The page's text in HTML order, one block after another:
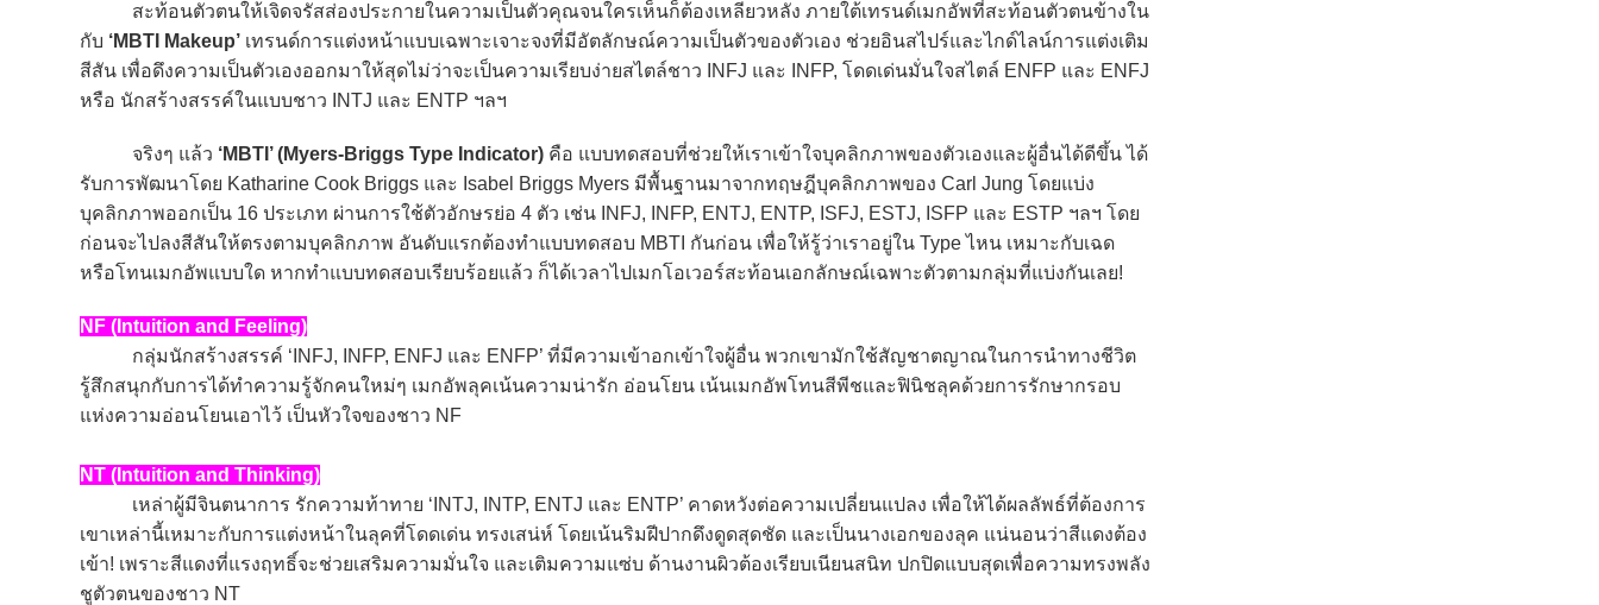
สะท้อนตัวตนให้เจิดจรัสส่องประกายในความเป็นตัวคุณจนใครเห็นก็ต้องเหลียวหลัง ภายใต้เทรนด์เมกอัพที่สะท้อนตัวตนข้างใน
กับ ‘MBTI Makeup’ เทรนด์การแต่งหน้าแบบเฉพาะเจาะจงที่มีอัตลักษณ์ความเป็นตัวของตัวเอง ช่วยอินสไปร์และไกด์ไลน์การแต่งเติม
สีสัน เพื่อดึงความเป็นตัวเองออกมาให้สุดไม่ว่าจะเป็นความเรียบง่ายสไตล์ชาว INFJ และ INFP, โดดเด่นมั่นใจสไตล์ ENFP และ ENFJ
หรือ นักสร้างสรรค์ในแบบชาว INTJ และ ENTP ฯลฯ
จริงๆ แล้ว ‘MBTI’ (Myers-Briggs Type Indicator) คือ แบบทดสอบที่ช่วยให้เราเข้าใจบุคลิกภาพของตัวเองและผู้อื่นได้ดีขึ้น ได้
รับการพัฒนาโดย Katharine Cook Briggs และ Isabel Briggs Myers มีพื้นฐานมาจากทฤษฎีบุคลิกภาพของ Carl Jung โดยแบ่ง
บุคลิกภาพออกเป็น 16 ประเภท ผ่านการใช้ตัวอักษรย่อ 4 ตัว เช่น INFJ, INFP, ENTJ, ENTP, ISFJ, ESTJ, ISFP และ ESTP ฯลฯ โดย
ก่อนจะไปลงสีสันให้ตรงตามบุคลิกภาพ อันดับแรกต้องทำแบบทดสอบ MBTI กันก่อน เพื่อให้รู้ว่าเราอยู่ใน Type ไหน เหมาะกับเฉด
หรือโทนเมกอัพแบบใด หากทำแบบทดสอบเรียบร้อยแล้ว ก็ได้เวลาไปเมกโอเวอร์สะท้อนเอกลักษณ์เฉพาะตัวตามกลุ่มที่แบ่งกันเลย!
NF (Intuition and Feeling)
กลุ่มนักสร้างสรรค์ ‘INFJ, INFP, ENFJ และ ENFP’ ที่มีความเข้าอกเข้าใจผู้อื่น พวกเขามักใช้สัญชาตญาณในการนำทางชีวิต
รู้สึกสนุกกับการได้ทำความรู้จักคนใหม่ๆ เมกอัพลุคเน้นความน่ารัก อ่อนโยน เน้นเมกอัพโทนสีพีชและฟินิชลุคด้วยการรักษากรอบ
แห่งความอ่อนโยนเอาไว้ เป็นหัวใจของชาว NF
NT (Intuition and Thinking)
เหล่าผู้มีจินตนาการ รักความท้าทาย ‘INTJ, INTP, ENTJ และ ENTP’ คาดหวังต่อความเปลี่ยนแปลง เพื่อให้ได้ผลลัพธ์ที่ต้องการ
เขาเหล่านี้เหมาะกับการแต่งหน้าในลุคที่โดดเด่น ทรงเสน่ห์ โดยเน้นริมฝีปากดึงดูดสุดชัด และเป็นนางเอกของลุค แน่นอนว่าสีแดงต้อง
เข้า! เพราะสีแดงที่แรงฤทธิ์จะช่วยเสริมความมั่นใจ และเติมความแซ่บ ด้านงานผิวต้องเรียบเนียนสนิท ปกปิดแบบสุดเพื่อความทรงพลัง
ชูตัวตนของชาว NT